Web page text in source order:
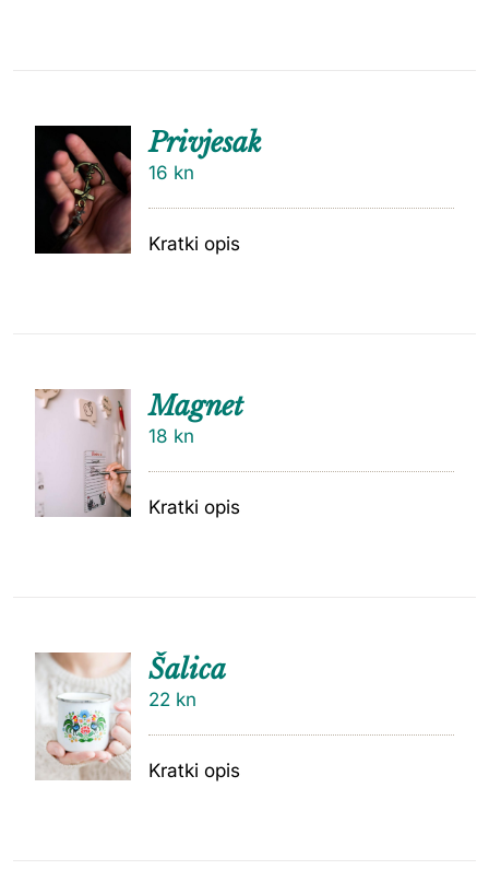
DODAJ
U
KOŠARI
CU
Privjesak
16 kn
Kratki opis
DODAJ
Magnet
18 kn
Kratki opis
DODAJ
U
KOŠARI
CU
Šalica
22 kn
Kratki opis